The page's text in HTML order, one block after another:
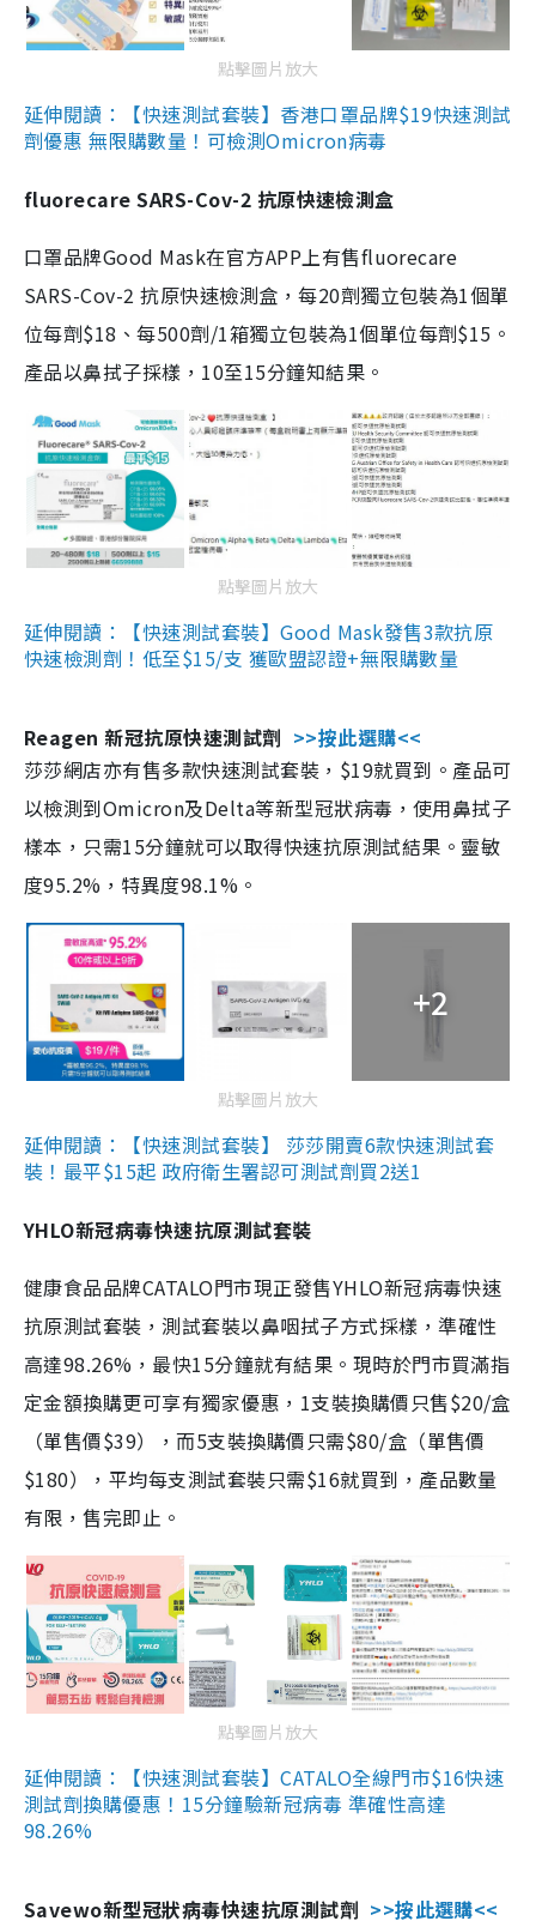
點擊圖片放大
延伸閱讀：【快速測試套裝】香港口罩品牌$19快速測試
劑優惠 無限購數量！可檢測Omicron病毒
fluorecare SARS-Cov-2 抗原快速檢測盒
口罩品牌Good Mask在官方APP上有售fluorecare
SARS-Cov-2 抗原快速檢測盒，每20劑獨立包裝為1個單
位每劑$18、每500劑/1箱獨立包裝為1個單位每劑$15。
產品以鼻拭子採樣，10至15分鐘知結果。
點擊圖片放大
延伸閱讀：【快速測試套裝】Good Mask發售3款抗原
快速檢測劑！低至$15/支 獲歐盟認證+無限購數量
Reagen 新冠抗原快速測試劑 >>按此選購<<
莎莎網店亦有售多款快速測試套裝，$19就買到。產品可
以檢測到Omicron及Delta等新型冠狀病毒，使用鼻拭子
樣本，只需15分鐘就可以取得快速抗原測試結果。靈敏
度95.2%，特異度98.1%。
+2
點擊圖片放大
延伸閱讀：【快速測試套裝】 莎莎開賣6款快速測試套
裝！最平$15起 政府衛生署認可測試劑買2送1
YHLO新冠病毒快速抗原測試套裝
健康食品品牌CATALO門市現正發售YHLO新冠病毒快速
抗原測試套裝，測試套裝以鼻咽拭子方式採樣，準確性
高達98.26%，最快15分鐘就有結果。現時於門市買滿指
定金額換購更可享有獨家優惠，1支裝換購價只售$20/盒
（單售價$39），而5支裝換購價只需$80/盒（單售價
$180），平均每支測試套裝只需$16就買到，產品數量
有限，售完即止。
點擊圖片放大
延伸閱讀：【快速測試套裝】CATALO全線門市$16快速
測試劑換購優惠！15分鐘驗新冠病毒 準確性高達
98.26%
Savewo新型冠狀病毒快速抗原測試劑 >>按此選購<<